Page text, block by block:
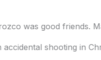
was good friends.
accidental shooting in